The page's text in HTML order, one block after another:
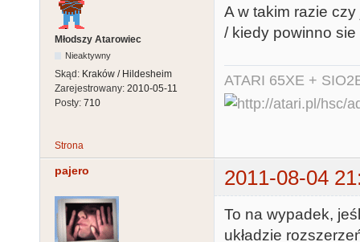
Młodszy Atarowiec
Nieaktywny
Skąd: Kraków / Hildesheim
Zarejestrowany: 2010-05-11
Posty: 710
A w takim razie
/ kiedy powinno
ATARI 65XE +
Strona
pajero 2011-08-04
To na wypadek,
układzie